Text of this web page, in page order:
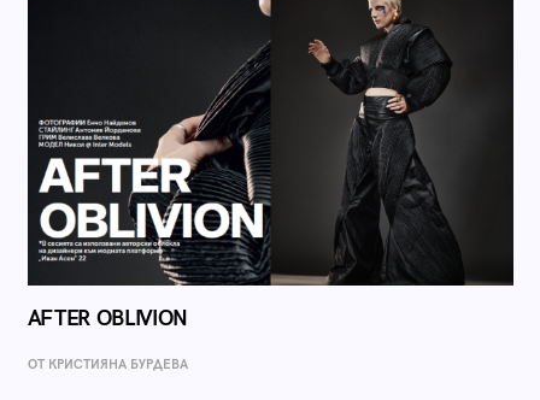
AFTER OBLIVION
ОТ КРИСТИЯНА БУРДЕВА